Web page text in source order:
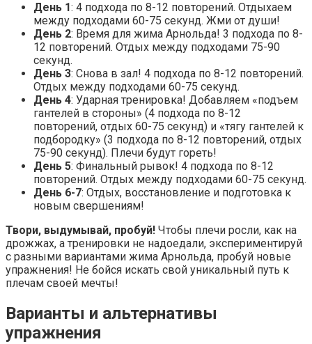
День 1: 4 подхода по 8-12 повторений. Отдыхаем
между подходами 60-75 секунд. Жми от души!
День 2: Время для жима Арнольда! 3 подхода по 8-
12 повторений. Отдых между подходами 75-90
секунд.
День 3: Снова в зал! 4 подхода по 8-12 повторений.
Отдых между подходами 60-75 секунд.
День 4: Ударная тренировка! Добавляем «подъем
гантелей в стороны» (4 подхода по 8-12
повторений, отдых 60-75 секунд) и «тягу гантелей к
подбородку» (3 подхода по 8-12 повторений, отдых
75-90 секунд). Плечи будут гореть!
День 5: Финальный рывок! 4 подхода по 8-12
повторений. Отдых между подходами 60-75 секунд.
День 6-7: Отдых, восстановление и подготовка к
новым свершениям!
Твори, выдумывай, пробуй! Чтобы плечи росли, как на
дрожжах, а тренировки не надоедали, экспериментируй
с разными вариантами жима Арнольда, пробуй новые
упражнения! Не бойся искать свой уникальный путь к
плечам своей мечты!
Варианты и альтернативы
упражнения